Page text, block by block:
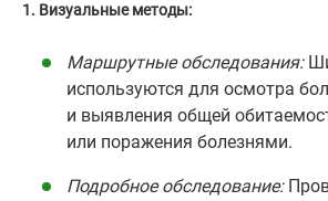
1. Визуальные методы:
Маршрутные обследования:
используются для осмотра
и выявления общей
или поражения болезнями.
Подробное обследование: